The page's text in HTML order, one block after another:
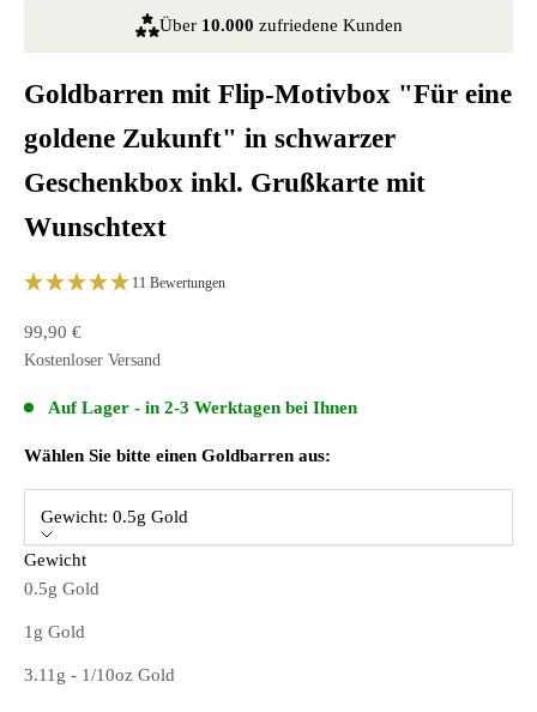
Über 10.000 zufriedene Kunden
Goldbarren mit Flip-Motivbox "Für eine
goldene Zukunft" in schwarzer
Geschenkbox inkl. Grußkarte mit
Wunschtext
11 Bewertungen
Angebot
99,90 €
Kostenloser Versand
Auf Lager - in 2-3 Werktagen bei Ihnen
Wählen Sie bitte einen Goldbarren aus:
Gewicht: 0.5g Gold
Gewicht
0.5g Gold
1g Gold
3.11g - 1/10oz Gold